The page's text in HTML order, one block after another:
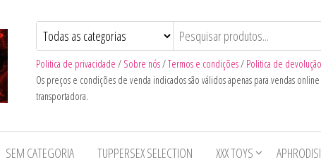
Politica de privacidade / Sobre nós/Termos e condições/ Politica de devolução
Os preços e condições de venda indicados são válidos apenas para vendas
transportadora.
SEM CATEGORIA TUPPERSEX SELECTION XXX TOYS